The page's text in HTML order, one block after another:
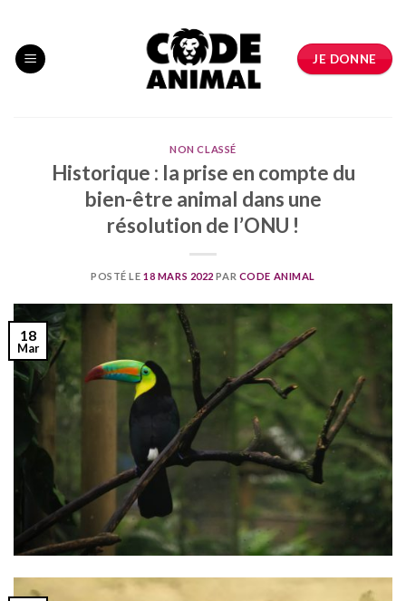
content
JE DONNE
NON CLASSÉ
Historique : la prise en compte du
bien-être animal dans une
résolution de l’ONU !
POSTÉ LE18 MARS 2022 PAR CODE ANIMAL
18
Mar